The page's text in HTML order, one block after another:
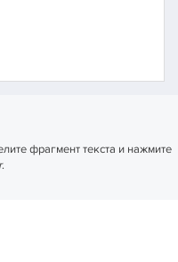
фрагмент текста и нажмите
.